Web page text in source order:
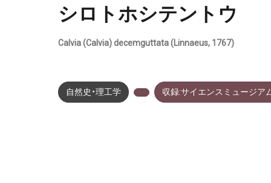
シロトホシテントウ
Calvia (Calvia) decemguttata (Linnaeus, 1767)
自然史・理工学 収録:サイエンスミュージア